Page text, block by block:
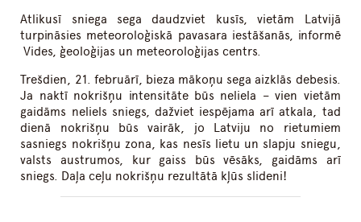
Atlikusī sniega sega daudzviet kusīs, vietām Latvijā
turpināsies meteoroloģiskā pavasara iestāšanās, informē
Vides, ģeoloģijas un meteoroloģijas centrs.
Trešdien, 21. februārī, bieza mākoņu sega aizklās debesis.
Ja naktī nokrišņu intensitāte būs neliela – vien vietām
gaidāms neliels sniegs, dažviet iespējama arī atkala, tad
dienā nokrišņu būs vairāk, jo Latviju no rietumiem
sasniegs nokrišņu zona, kas nesīs lietu un slapju sniegu,
valsts austrumos, kur gaiss būs vēsāks, gaidāms arī
sniegs. Daļa ceļu nokrišņu rezultātā kļūs slideni!